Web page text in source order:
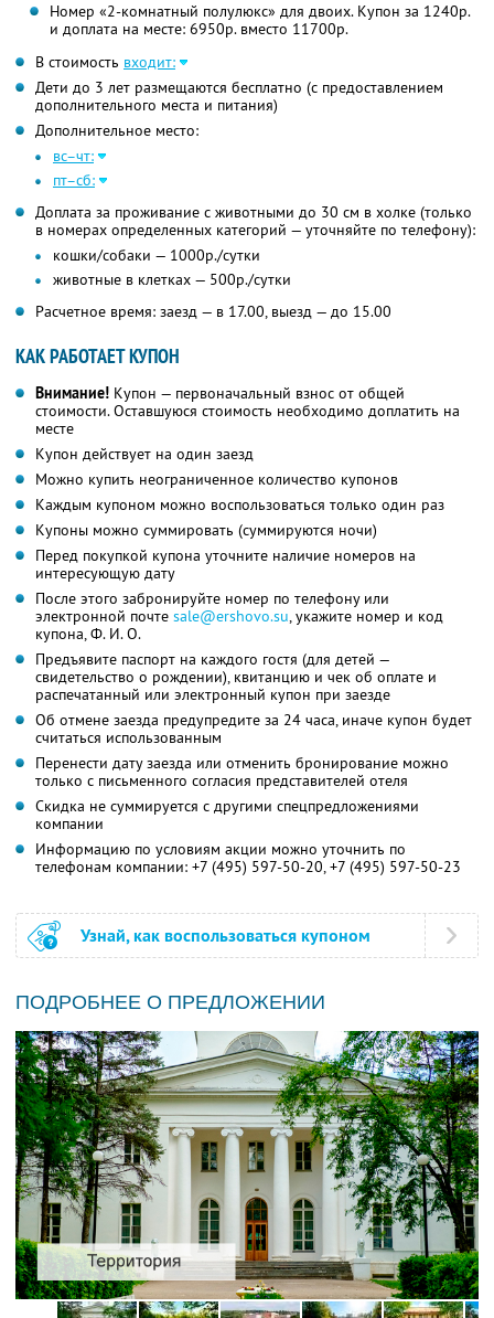
Номер «2-комнатный полулюкс» для двоих. Купон за 1240р.
и доплата на месте: 6950р. вместо 11700р.
В стоимость входит:
Дети до 3 лет размещаются бесплатно (с предоставлением
дополнительного места и питания)
Дополнительное место:
вс–чт:
пт–сб:
Доплата за проживание с животными до 30 см в холке (только
в номерах определенных категорий — уточняйте по телефону):
кошки/собаки — 1000р./сутки
животные в клетках — 500р./сутки
Расчетное время: заезд — в 17.00, выезд — до 15.00
КАК РАБОТАЕТ КУПОН
Внимание! Купон — первоначальный взнос от общей
стоимости. Оставшуюся стоимость необходимо доплатить на
месте
Купон действует на один заезд
Можно купить неограниченное количество купонов
Каждым купоном можно воспользоваться только один раз
Купоны можно суммировать (суммируются ночи)
Перед покупкой купона уточните наличие номеров на
интересующую дату
После этого забронируйте номер по телефону или
электронной почте sale@ershovo.su,укажите номер и код
купона,Ф. И. О.
Предъявите паспорт на каждого гостя (для детей —
свидетельство о рождении), квитанцию и чек об оплате и
распечатанный или электронный купон при заезде
Об отмене заезда предупредите за 24 часа, иначе купон будет
считаться использованным
Перенести дату заезда или отменить бронирование можно
только с письменного согласия представителей отеля
Скидка не суммируется с другими спецпредложениями
компании
Информацию по условиям акции можно уточнить по
телефонам компании: +7 (495) 597-50-20, +7 (495) 597-50-23
Узнай, как воспользоваться купоном
ПОДРОБНЕЕ О ПРЕДЛОЖЕНИИ